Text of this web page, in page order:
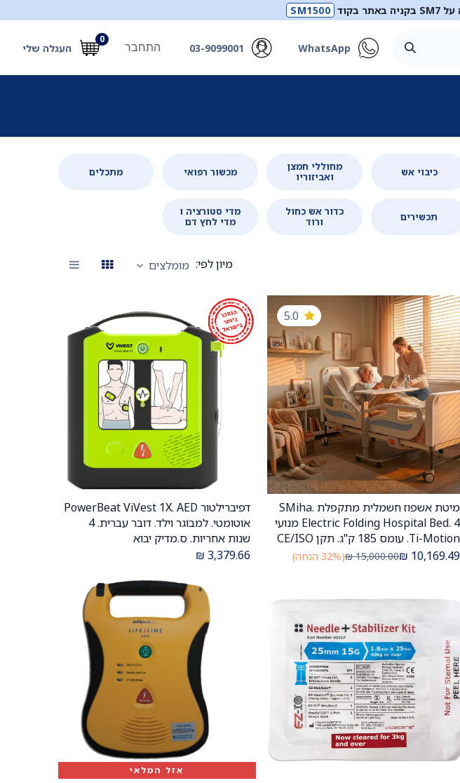
SM1500
WhatsApp
03-9099001
0
העגלה שלי התחבר
כיבוי אש
מחוללי חמצן
ואביזוריו
מכשור רפואי מתכלים
תכשירים
כדור אש כחול
ורוד
מדי סטורציה ו
מדי לחץ דם
מיון לפי: מומלצים
5.0
הוספה לעגלה
מיטת אשפוז חשמלית מתקפלת SMiha.
Electric Folding Hospital Bed. 4 מנועי
Ti-Motion. עומס 185 ק"ג. תקן CE/ISO
13485. תוצרת ישראל. ס.מדיק יבוא
10,169.49
₪
15,000.00
₪(32% הנחה)
הוספה לעגלה
דפיברילטור PowerBeat ViVest 1X. AED
אוטומטי. למבוגר וילד. דובר עברית. 4
שנות אחריות. ס.מדיק יבוא
3,379.66
₪
אזל המלאי